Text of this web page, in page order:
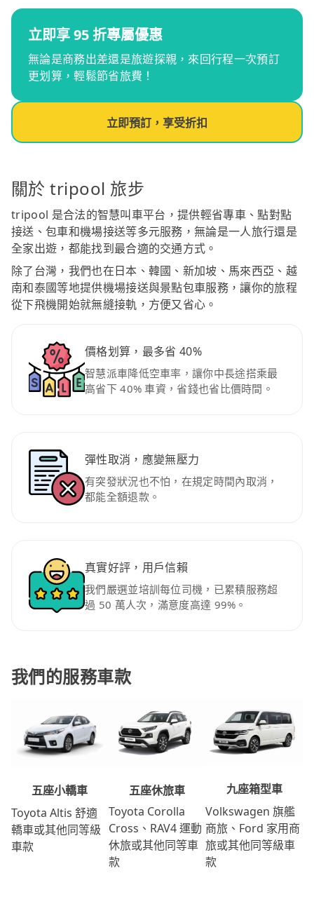
立即享 95 折專屬優惠
無論是商務出差還是旅遊探親，來回行程一次預訂
更划算，輕鬆節省旅費！
立即預訂，享受折扣
關於 tripool 旅步
tripool 是合法的智慧叫車平台，提供輕省專車、點對點
接送、包車和機場接送等多元服務，無論是一人旅行還是
全家出遊，都能找到最合適的交通方式。
除了台灣，我們也在日本、韓國、新加坡、馬來西亞、越
南和泰國等地提供機場接送與景點包車服務，讓你的旅程
從下飛機開始就無縫接軌，方便又省心。
價格划算，最多省 40%
智慧派車降低空車率，讓你中長途搭乘最
高省下 40% 車資，省錢也省比價時間。
彈性取消，應變無壓力
有突發狀況也不怕，在規定時間內取消，
都能全額退款。
真實好評，用戶信賴
我們嚴選並培訓每位司機，已累積服務超
過 50 萬人次，滿意度高達 99%。
我們的服務車款
五座小轎車
Toyota Altis 舒適
轎車或其他同等級
車款
五座休旅車
Toyota Corolla
Cross、RAV4 運動
休旅或其他同等車
款
九座箱型車
Volkswagen 旗艦
商旅、Ford 家用商
旅或其他同等級車
款